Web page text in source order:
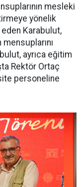
mesleki
yönelik
Karabulut,
ayrıca eğitim
Rektör Ortaç
personeline